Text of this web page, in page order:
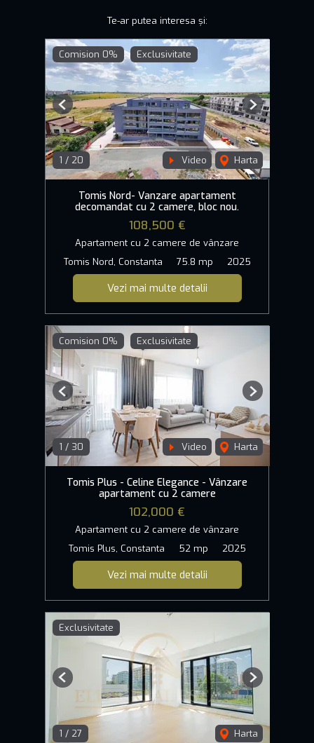
Te-ar putea interesa și:
Comision 0% Exclusivitate
1 / 20 Video Harta
Previous Next
Tomis Nord- Vanzare apartament
decomandat cu 2 camere, bloc nou.
108,500 €
Apartament cu 2 camere de vânzare
Tomis Nord, Constanta
75.8 mp 2025
Vezi mai multe detalii
Comision 0% Exclusivitate
1 / 30 Video Harta
Previous Next
Tomis Plus - Celine Elegance - Vânzare
apartament cu 2 camere
102,000 €
Apartament cu 2 camere de vânzare
Tomis Plus, Constanta
52 mp 2025
Vezi mai multe detalii
Exclusivitate
1 / 27 Harta
Previous Next